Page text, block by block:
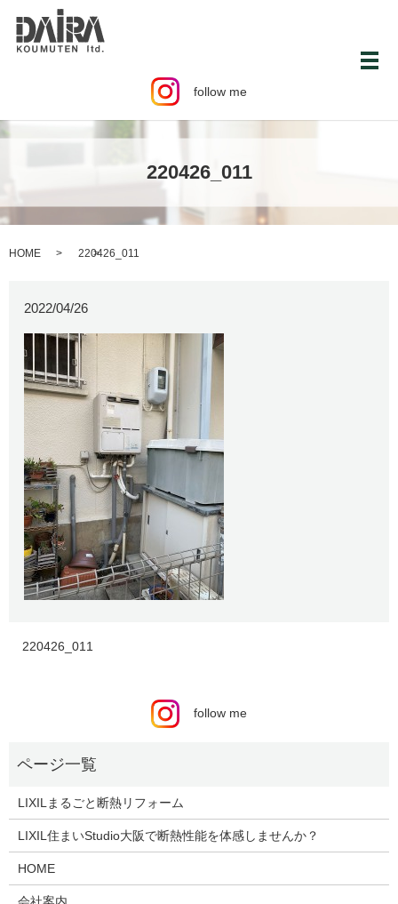
follow me
メ
220426_011
HOME 220426_011
2022/04/26
220426_011
follow me
LIXILまるごと断熱リフォーム
LIXIL住まいStudio大阪で断熱性能を体感しませんか？
HOME
会社案内